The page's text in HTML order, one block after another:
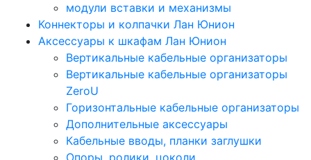
модули вставки и механизмы
Коннекторы и колпачки Лан Юнион
Аксессуары к шкафам Лан Юнион
Вертикальные кабельные организаторы
Вертикальные кабельные организаторы
ZeroU
Горизонтальные кабельные организаторы
Дополнительные аксессуары
Кабельные вводы, планки заглушки
Опоры, ролики, цоколи